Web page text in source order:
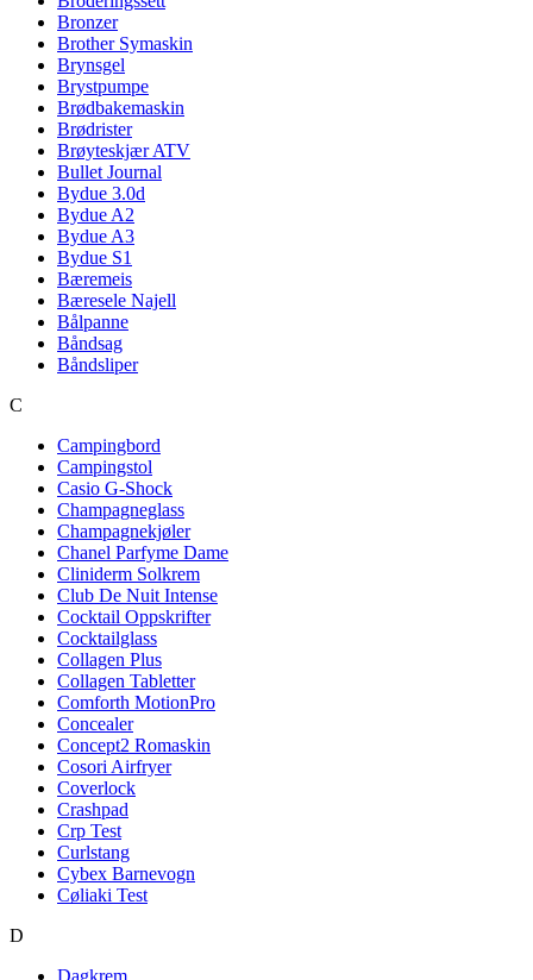
Bronzer
Brother Symaskin
Brynsgel
Brystpumpe
Brødbakemaskin
Brødrister
Brøyteskjær ATV
Bullet Journal
Bydue 3.0d
Bydue A2
Bydue A3
Bydue S1
Bæremeis
Bæresele Najell
Bålpanne
Båndsag
Båndsliper
C
Campingbord
Campingstol
Casio G-Shock
Champagneglass
Champagnekjøler
Chanel Parfyme Dame
Cliniderm Solkrem
Club De Nuit Intense
Cocktail Oppskrifter
Cocktailglass
Collagen Plus
Collagen Tabletter
Comforth MotionPro
Concealer
Concept2 Romaskin
Cosori Airfryer
Coverlock
Crashpad
Crp Test
Curlstang
Cybex Barnevogn
Cøliaki Test
D
Dagkrem